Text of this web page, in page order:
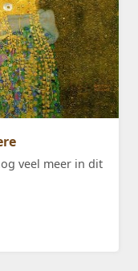
veel meer in dit